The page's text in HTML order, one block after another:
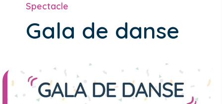
Spectacle
Gala de danse